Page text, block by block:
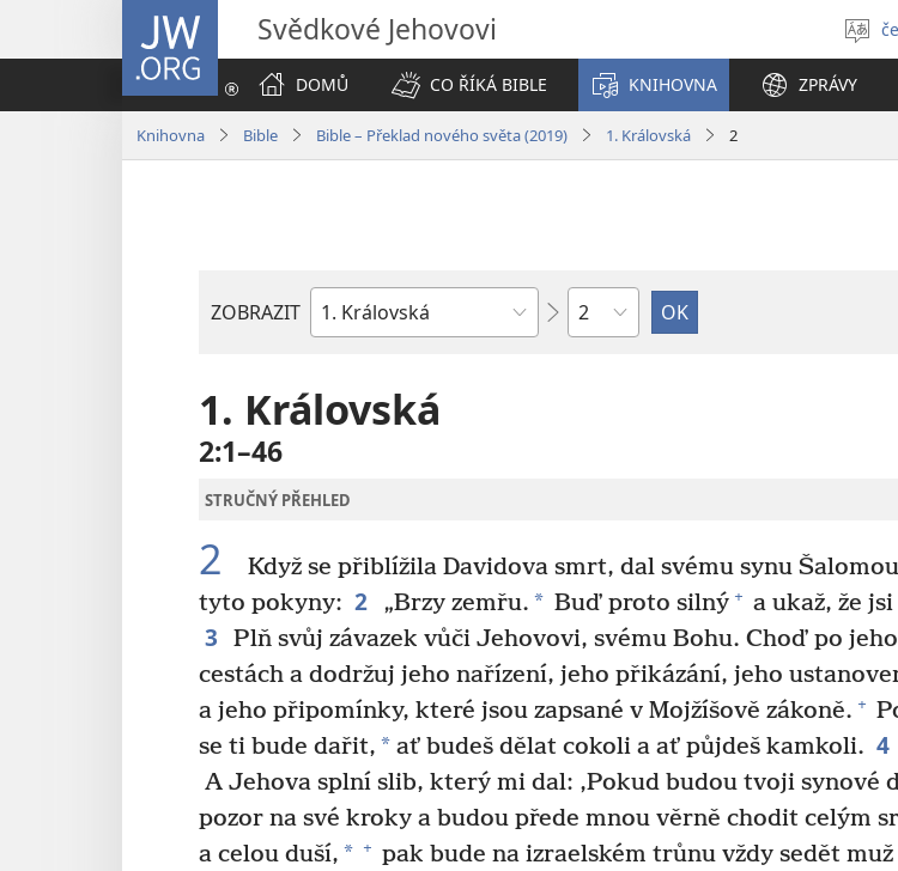
JW.ORG Svědkové Jehovovi
DOMŮ
CO ŘÍKÁ BIBLE KNIHOVNA ZPRÁVY
Knihovna Bible Bible – Překlad nového světa (2019) 1. Královská 2
ZOBRAZIT
Biblická
Kapitola
1. Královská
2:1–46
STRUČNÝ PŘEHLED
2
Když se přiblížila Davidova smrt, dal svému synu
tyto pokyny: 2 „Brzy zemřu. * Buď proto silný + a ukaž, že
3
Plň svůj závazek vůči Jehovovi, svému Bohu. Choď po jeho
cestách a dodržuj jeho nařízení, jeho přikázání, jeho
a jeho připomínky, které jsou zapsané v Mojžíšově zákoně. +
se ti bude dařit, * ať budeš dělat cokoli a ať půjdeš kamkoli. 4
A Jehova splní slib, který mi dal: ‚Pokud budou tvoji synové
pozor na své kroky a budou přede mnou věrně chodit celým
a celou duší, * + pak bude na izraelském trůnu vždy sedět muž